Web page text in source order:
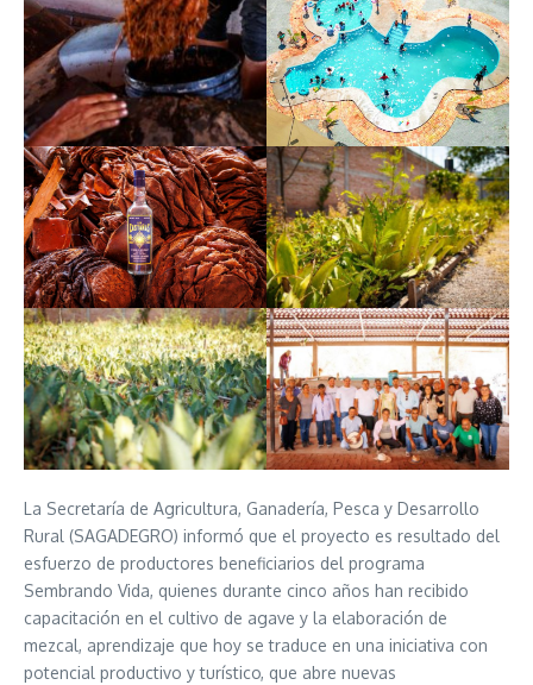
La Secretaría de Agricultura, Ganadería, Pesca y Desarrollo
Rural (SAGADEGRO) informó que el proyecto es resultado del
esfuerzo de productores beneficiarios del programa
Sembrando Vida, quienes durante cinco años han recibido
capacitación en el cultivo de agave y la elaboración de
mezcal, aprendizaje que hoy se traduce en una iniciativa con
potencial productivo y turístico, que abre nuevas